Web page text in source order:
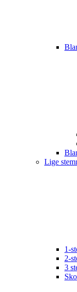
Lige
1-
2-
3